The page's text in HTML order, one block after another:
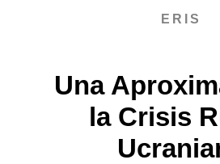
ERIS
Una
la Crisis